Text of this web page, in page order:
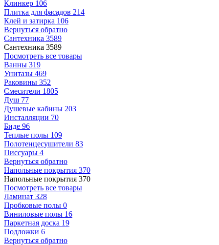
Клинкер 106
Плитка для фасадов 214
Клей и затирка 106
Вернуться обратно
Сантехника 3589
Сантехника 3589
Посмотреть все товары
Ванны 319
Унитазы 469
Раковины 352
Смесители 1805
Душ 77
Душевые кабины 203
Инсталляции 70
Биде 96
Теплые полы 109
Полотенцесушители 83
Писсуары 4
Вернуться обратно
Напольные покрытия 370
Напольные покрытия 370
Посмотреть все товары
Ламинат 328
Пробковые полы 0
Виниловые полы 16
Паркетная доска 19
Подложки 6
Вернуться обратно